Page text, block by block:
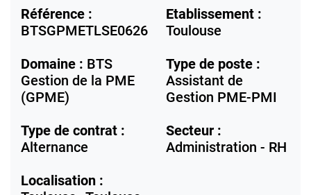
Référence :
BTSGPMETLSE0626
Etablissement :
Toulouse
Domaine : BTS
Gestion de la PME
(GPME)
Type de poste :
Assistant de
Gestion PME-PMI
Type de contrat :
Alternance
Secteur :
Administration - RH
Localisation :